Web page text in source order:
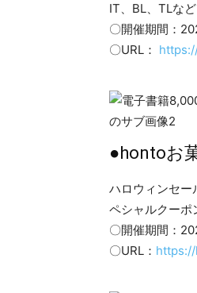
IT、BL、TLな
〇開催期間：
〇URL：
●hontoお
ハロウィンセー
ペシャルクーポ
〇開催期間：
〇URL：